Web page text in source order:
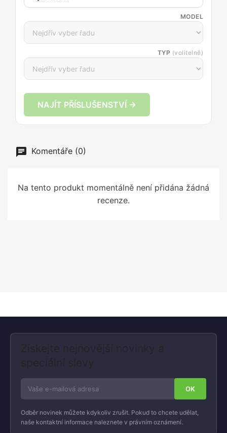
MODEL
TYP (volitelně)
NAJÍT PŘÍSLUŠENSTVÍ →
Komentáře (0)
Na tento produkt momentálně není přidána žádná
recenze.
Získejte nejnovější novinky a
speciální slevy
Odběr novinek můžete kdykoliv zrušit. Pokud to chcete udělat,
naše kontaktní informace naleznete v právním oznámení.